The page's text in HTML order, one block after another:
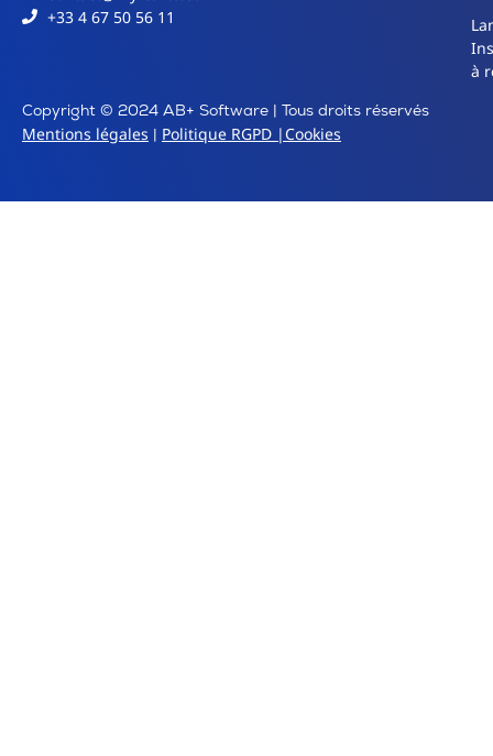
+33 4 67 50 56 11
Copyright © 2024 AB+ Software | Tous droits réservés
Mentions légales | Politique RGPD |Cookies
à